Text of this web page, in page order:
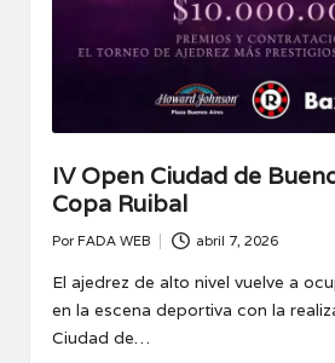
IV Open Ciudad de
Copa Ruibal
por
Por FADA WEB abril 7, 2026
El ajedrez de alto nivel vuelve a
en la escena deportiva con la
Ciudad de…